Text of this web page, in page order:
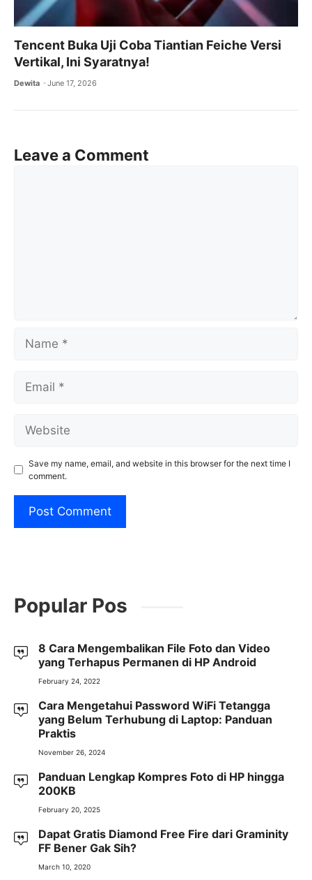
Tencent Buka Uji Coba Tiantian Feiche Versi
Vertikal, Ini Syaratnya!
Dewita June 17, 2026
Leave a Comment
Save my name, email, and website in this browser for the next time I
comment.
Popular Pos
8 Cara Mengembalikan File Foto dan Video
yang Terhapus Permanen di HP Android
February 24, 2022
Cara Mengetahui Password WiFi Tetangga
yang Belum Terhubung di Laptop: Panduan
Praktis
November 26, 2024
Panduan Lengkap Kompres Foto di HP hingga
200KB
February 20, 2025
Dapat Gratis Diamond Free Fire dari Graminity
FF Bener Gak Sih?
March 10, 2020